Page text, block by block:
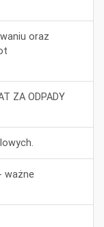
oraz
ZA ODPADY
ważne